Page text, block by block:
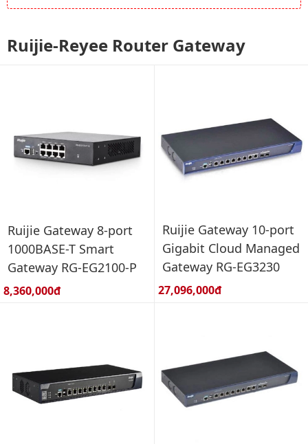
Ruijie-Reyee Router Gateway
Ruijie Gateway 8-port
1000BASE-T Smart
Gateway RG-EG2100-P
Giá bán:
8,360,000đ
Ruijie Gateway 10-port
Gigabit Cloud Managed
Gateway RG-EG3230
Giá bán:
27,096,000đ